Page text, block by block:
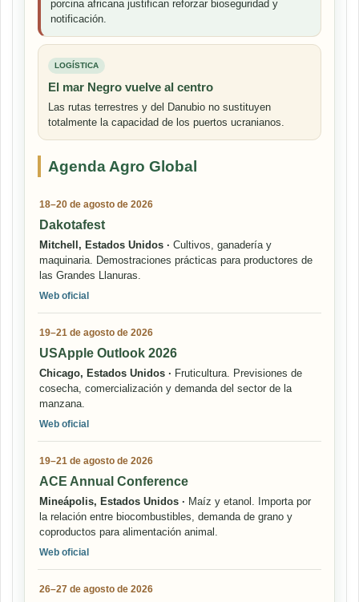
porcina africana justifican reforzar bioseguridad y
notificación.
LOGÍSTICA
El mar Negro vuelve al centro
Las rutas terrestres y del Danubio no sustituyen
totalmente la capacidad de los puertos ucranianos.
Agenda Agro Global
18–20 de agosto de 2026
Dakotafest
Mitchell, Estados Unidos · Cultivos, ganadería y
maquinaria. Demostraciones prácticas para productores de
las Grandes Llanuras.
Web oficial
19–21 de agosto de 2026
USApple Outlook 2026
Chicago, Estados Unidos · Fruticultura. Previsiones de
cosecha, comercialización y demanda del sector de la
manzana.
Web oficial
19–21 de agosto de 2026
ACE Annual Conference
Mineápolis, Estados Unidos · Maíz y etanol. Importa por
la relación entre biocombustibles, demanda de grano y
coproductos para alimentación animal.
Web oficial
26–27 de agosto de 2026